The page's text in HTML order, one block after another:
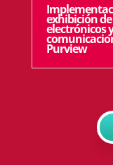
exhibición
electrónicos
Purview